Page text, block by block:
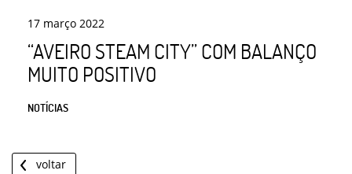
17 março 2022
“AVEIRO STEAM CITY” COM BALANÇO
MUITO POSITIVO
NOTÍCIAS
voltar